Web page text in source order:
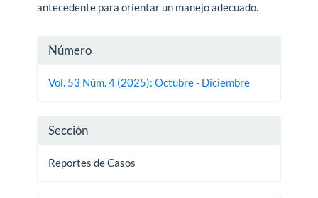
antecedente para orientar un manejo adecuado.
Detalles
del
Número
Vol. 53 Núm. 4 (2025): Octubre - Diciembre
Sección
Reportes de Casos